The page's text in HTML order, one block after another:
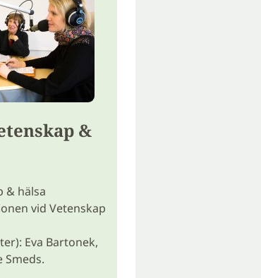
&
& hälsa
vid Vetenskap
Eva Bartonek,
Smeds.